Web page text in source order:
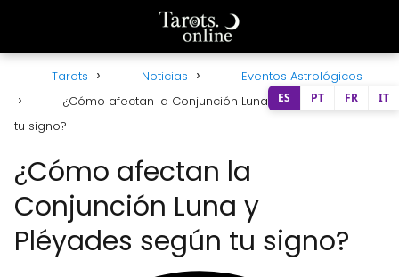
Tarots Noticias
Eventos Astrológicos
¿Cómo afectan la Conjunción Luna y Pléyades según
tu signo?
¿Cómo afectan la
Conjunción Luna y
Pléyades según tu signo?
ES PT FR IT